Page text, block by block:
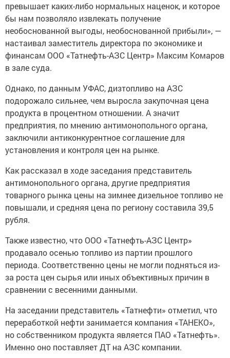
превышает каких-либо нормальных наценок, и которое
бы нам позволяло извлекать получение
необоснованной выгоды, необоснованной прибыли», —
настаивал заместитель директора по экономике и
финансам ООО «Татнефть-АЗС Центр» Максим Комаров
в зале суда.
Однако, по данным УФАС, дизтопливо на АЗС
подорожало сильнее, чем выросла закупочная цена
продукта в процентном отношении. А значит
предприятия, по мнению антимонопольного органа,
заключили антиконкурентное соглашение для
установления и контроля цен на рынке.
Как рассказал в ходе заседания представитель
антимонопольного органа, другие предприятия
товарного рынка цены на зимнее дизельное топливо не
повышали, и средняя цена по региону составила 39,5
рубля.
Также известно, что ООО «Татнефть-АЗС Центр»
продавало осенью топливо из партии прошлого
периода. Соответственно цены не могли подняться из-
за роста цен сырья или иных объективных причин в
сравнении с весенними данными.
На заседании представитель «Татнефти» отметил, что
переработкой нефти занимается компания «ТАНЕКО»,
но собственником продукта является ПАО «Татнефть».
Именно оно поставляет ДТ на АЗС компании.